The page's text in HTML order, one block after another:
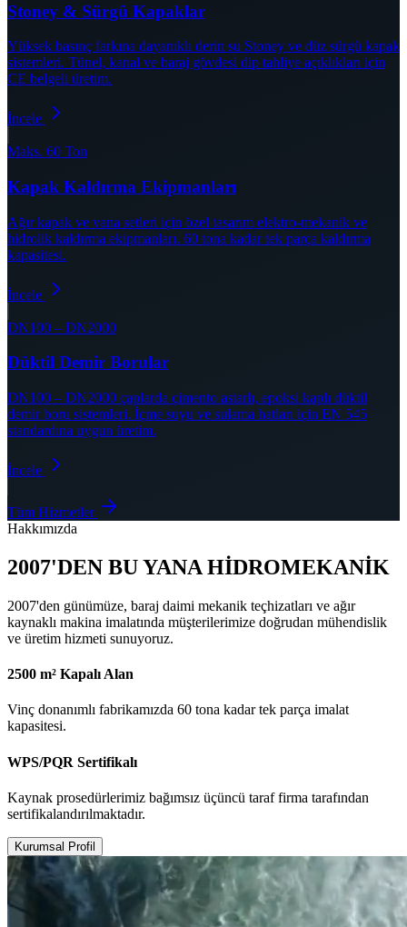
Stoney & Sürgü Kapaklar
Yüksek basınç farkına dayanıklı derin su Stoney ve düz sürgü kapak
sistemleri. Tünel, kanal ve baraj gövdesi dip tahliye açıklıkları için
CE belgeli üretim.
İncele
Maks. 60 Ton
Kapak Kaldırma Ekipmanları
Ağır kapak ve vana setleri için özel tasarım elektro-mekanik ve
hidrolik kaldırma ekipmanları. 60 tona kadar tek parça kaldırma
kapasitesi.
İncele
DN100 – DN2000
Düktil Demir Borular
DN100 – DN2000 çaplarda çimento astarlı, epoksi kaplı düktil
demir boru sistemleri. İçme suyu ve sulama hatları için EN 545
standardına uygun üretim.
İncele
Tüm Hizmetler
Hakkımızda
2007'DEN BU YANA HİDROMEKANİK
2007'den günümüze, baraj daimi mekanik teçhizatları ve ağır
kaynaklı makina imalatında müşterilerimize doğrudan mühendislik
ve üretim hizmeti sunuyoruz.
2500 m² Kapalı Alan
Vinç donanımlı fabrikamızda 60 tona kadar tek parça imalat
kapasitesi.
WPS/PQR Sertifikalı
Kaynak prosedürlerimiz bağımsız üçüncü taraf firma tarafından
sertifikalandırılmaktadır.
Kurumsal Profil